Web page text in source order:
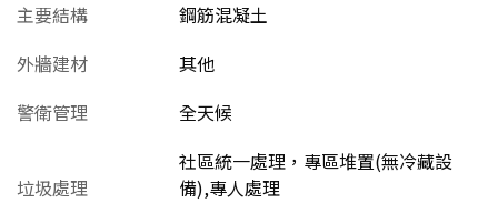
主要結構
鋼筋混凝土
外牆建材
其他
警衛管理
全天候
垃圾處理
社區統一處理，專區堆置(無冷藏設
備),專人處理